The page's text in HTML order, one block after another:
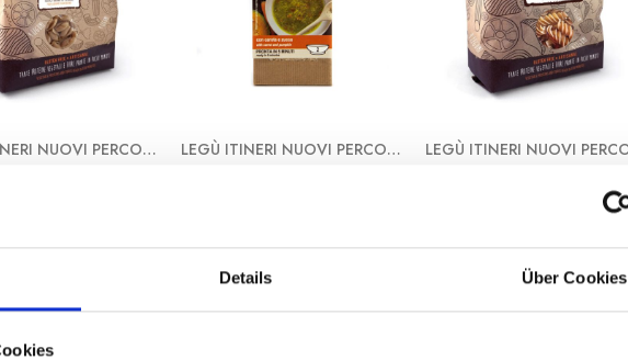
Details Über Cookies
LEGÙ ITINERI NUOVI PERCORSI ALIMENTARI LEGÙ ITINERI NUOVI PERCORSI ALIMENTARI